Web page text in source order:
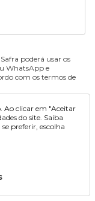
poderá usar os
WhatsApp e
com os termos de
Ao clicar em "Aceitar
do site. Saiba
se preferir, escolha